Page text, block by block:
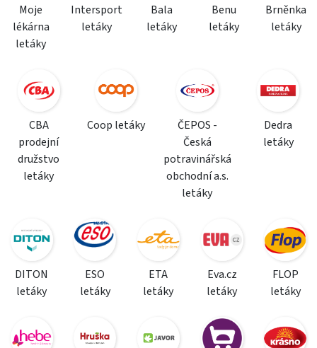
Moje
lékárna
letáky
Intersport
letáky
Bala
letáky
Benu
letáky
Brněnka
letáky
CBA
prodejní
družstvo
letáky
Coop letáky
ČEPOS -
Česká
potravinářská
obchodní a.s.
letáky
Dedra
letáky
DITON
letáky
ESO
letáky
ETA
letáky
Eva.cz
letáky
FLOP
letáky